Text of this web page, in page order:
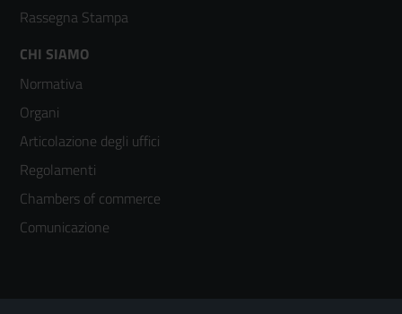
Rassegna Stampa
Footer
menù
colonna
3
CHI SIAMO
Normativa
Organi
Articolazione degli uffici
Regolamenti
Chambers of commerce
Comunicazione